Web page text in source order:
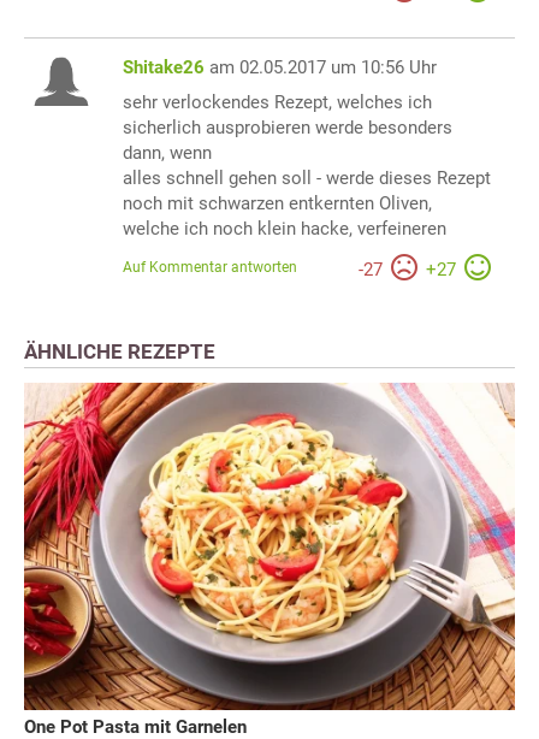
Shitake26 am 02.05.2017 um 10:56 Uhr
sehr verlockendes Rezept, welches ich
sicherlich ausprobieren werde besonders
dann, wenn
alles schnell gehen soll - werde dieses Rezept
noch mit schwarzen entkernten Oliven,
welche ich noch klein hacke, verfeineren
-27 +27
Auf Kommentar antworten
ÄHNLICHE REZEPTE
One Pot Pasta mit Garnelen